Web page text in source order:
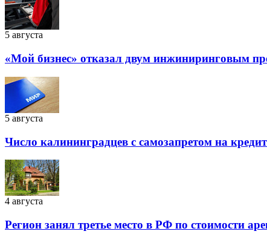
5 августа
«Мой бизнес» отказал двум инжиниринговым
5 августа
Число калининградцев с самозапретом на
4 августа
Регион занял третье место в РФ по стоимости